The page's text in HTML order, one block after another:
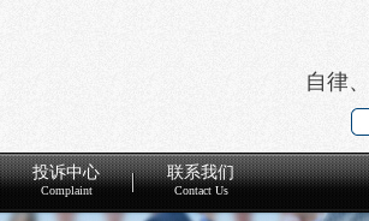
自律
投诉中心
Complaint
联系我们
Contact Us